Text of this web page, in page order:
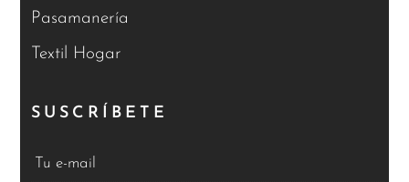
Pasamanería
Textil Hogar
SUSCRÍBETE